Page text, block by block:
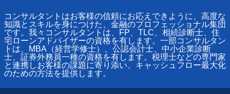
コンサルタントはお客様の信頼にお応えできように、高度な
知識とスキルを身につけた、金融のプロフェッショナル集団
です。我々コンサルタントは、FP、TLC、相続診断士、住
宅ローンアドバイザーの資格を有します。一部コンサルタン
トは、MBA（経営学修士）、公認会計士、中小企業診断
士、証券外務員一種の資格を有します。税理士などの専門家
と連携しお客様の課題に寄り添い、キャッシュフロー最大化
のための方法を提供します。